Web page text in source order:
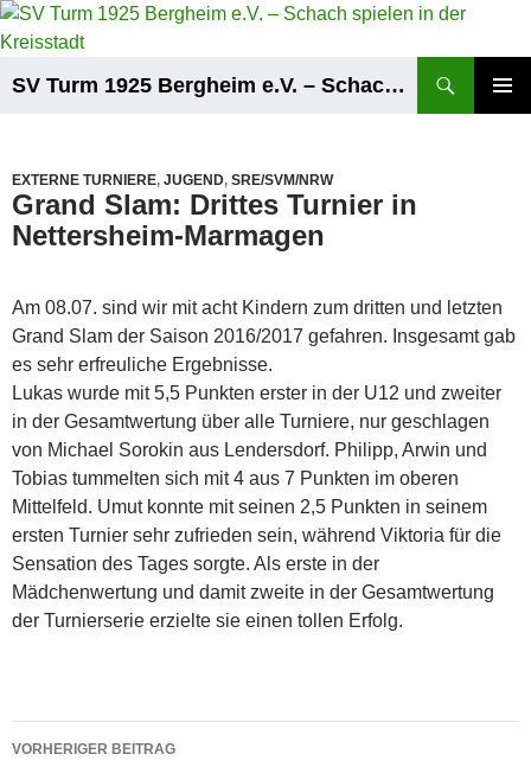
Zum
Inhalt
SV Turm 1925 Bergheim e.V. – Schach spielen in der Kreisstadt
EXTERNE TURNIERE, JUGEND, SRE/SVM/NRW
Grand Slam: Drittes Turnier in
Nettersheim-Marmagen
Am 08.07. sind wir mit acht Kindern zum dritten und letzten
Grand Slam der Saison 2016/2017 gefahren. Insgesamt gab
es sehr erfreuliche Ergebnisse.
Lukas wurde mit 5,5 Punkten erster in der U12 und zweiter
in der Gesamtwertung über alle Turniere, nur geschlagen
von Michael Sorokin aus Lendersdorf. Philipp, Arwin und
Tobias tummelten sich mit 4 aus 7 Punkten im oberen
Mittelfeld. Umut konnte mit seinen 2,5 Punkten in seinem
ersten Turnier sehr zufrieden sein, während Viktoria für die
Sensation des Tages sorgte. Als erste in der
Mädchenwertung und damit zweite in der Gesamtwertung
der Turnierserie erzielte sie einen tollen Erfolg.
Beitragsnavigation
VORHERIGER BEITRAG